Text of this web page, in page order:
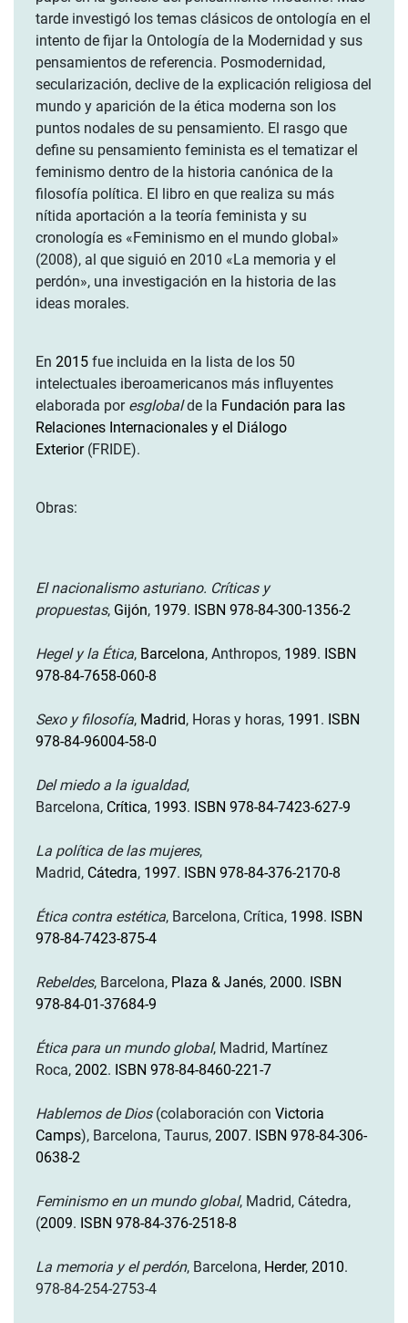
tarde investigó los temas clásicos de ontología en el
intento de fijar la Ontología de la Modernidad y sus
pensamientos de referencia. Posmodernidad,
secularización, declive de la explicación religiosa del
mundo y aparición de la ética moderna son los
puntos nodales de su pensamiento. El rasgo que
define su pensamiento feminista es el tematizar el
feminismo dentro de la historia canónica de la
filosofía política. El libro en que realiza su más
nítida aportación a la teoría feminista y su
cronología es «Feminismo en el mundo global»
(2008), al que siguió en 2010 «La memoria y el
perdón», una investigación en la historia de las
ideas morales.
En 2015 fue incluida en la lista de los 50
intelectuales iberoamericanos más influyentes
elaborada por esglobalde la Fundación para las
Relaciones Internacionales y el Diálogo
Exterior(FRIDE).
Obras:
El nacionalismo asturiano. Críticas y
propuestas, Gijón, 1979. ISBN 978-84-300-1356-2
Hegel y la Ética, Barcelona, Anthropos, 1989. ISBN
978-84-7658-060-8
Sexo y filosofía, Madrid, Horas y horas, 1991 . ISBN
978-84-96004-58-0
Del miedo a la igualdad,
Barcelona, Crítica, 1993. ISBN 978-84-7423-627-9
La política de las mujeres,
Madrid, Cátedra, 1997. ISBN 978-84-376-2170-8
Ética contra estética, Barcelona, Crítica, 1998. ISBN
978-84-7423-875-4
Rebeldes, Barcelona, Plaza & Janés, 2000. ISBN
978-84-01-37684-9
Ética para un mundo global, Madrid, Martínez
Roca, 2002. ISBN 978-84-8460-221-7
Hablemos de Dios(colaboración con Victoria
Camps), Barcelona, Taurus, 2007. ISBN 978-84-306-
0638-2
Feminismo en un mundo global, Madrid, Cátedra,
(2009. ISBN 978-84-376-2518-8
La memoria y el perdón, Barcelona, Herder, 2010.
978-84-254-2753-4